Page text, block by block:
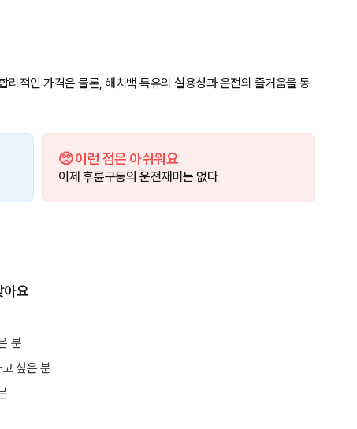
적인 가격은 물론, 해치백 특유의 실용성과 운전의 즐거움을 동
🥺 이런 점은 아쉬워요
이제 후륜구동의 운전재미는 없다
아요
분
싶은 분